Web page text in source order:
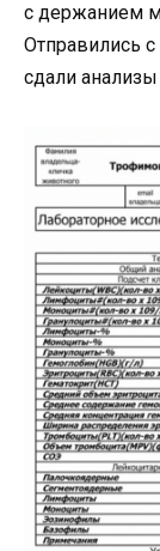
с держанием
Отправились
сдали